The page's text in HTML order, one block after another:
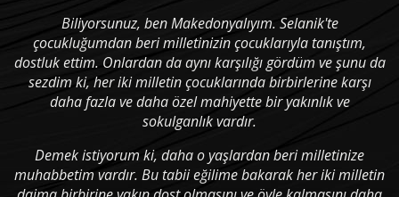
Biliyorsunuz, ben Makedonyalıyım. Selanik'te
çocukluğumdan beri milletinizin çocuklarıyla tanıştım,
dostluk ettim. Onlardan da aynı karşılığı gördüm ve şunu da
sezdim ki, her iki milletin çocuklarında birbirlerine karşı
daha fazla ve daha özel mahiyette bir yakınlık ve
sokulganlık vardır.
Demek istiyorum ki, daha o yaşlardan beri milletinize
muhabbetim vardır. Bu tabii eğilime bakarak her iki milletin